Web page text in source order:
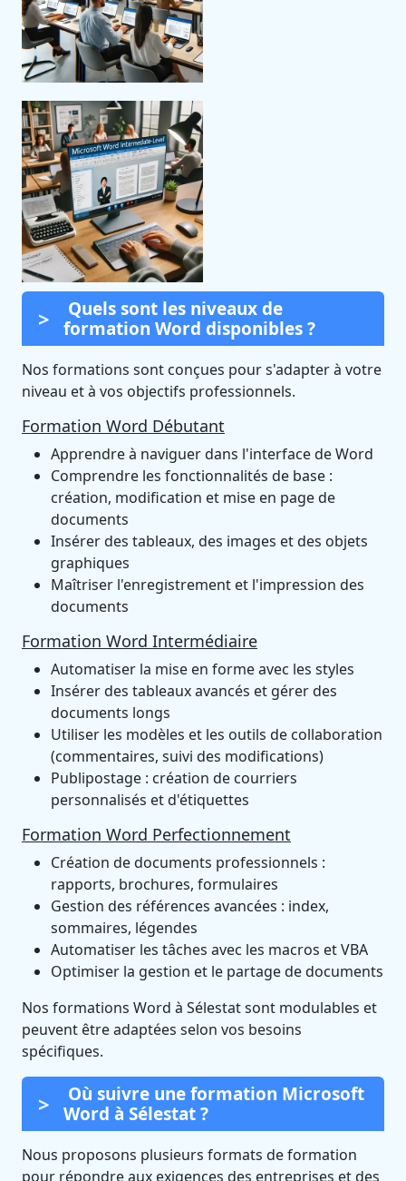
Quels sont les niveaux de
formation Word disponibles ?
Nos formations sont conçues pour s'adapter à votre
niveau et à vos objectifs professionnels.
Formation Word Débutant
Apprendre à naviguer dans l'interface de Word
Comprendre les fonctionnalités de base :
création, modification et mise en page de
documents
Insérer des tableaux, des images et des objets
graphiques
Maîtriser l'enregistrement et l'impression des
documents
Formation Word Intermédiaire
Automatiser la mise en forme avec les styles
Insérer des tableaux avancés et gérer des
documents longs
Utiliser les modèles et les outils de collaboration
(commentaires, suivi des modifications)
Publipostage : création de courriers
personnalisés et d'étiquettes
Formation Word Perfectionnement
Création de documents professionnels :
rapports, brochures, formulaires
Gestion des références avancées : index,
sommaires, légendes
Automatiser les tâches avec les macros et VBA
Optimiser la gestion et le partage de documents
Nos formations Word à Sélestat sont modulables et
peuvent être adaptées selon vos besoins
spécifiques.
Où suivre une formation Microsoft
Word à Sélestat ?
Nous proposons plusieurs formats de formation
pour répondre aux exigences des entreprises et des